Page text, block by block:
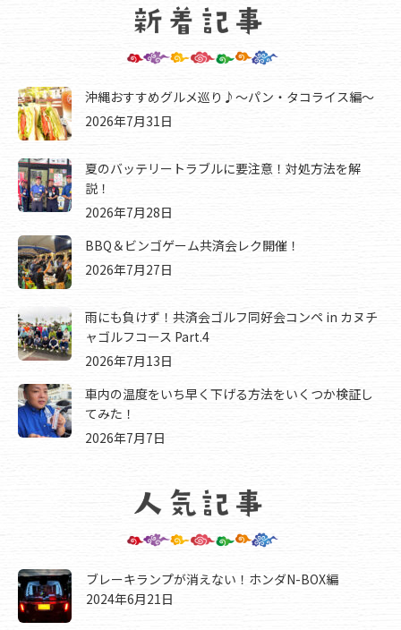
沖縄おすすめグルメ巡り♪～パン・タコライス編～
2026年7月31日
夏のバッテリートラブルに要注意！対処方法を解
説！
2026年7月28日
BBQ＆ビンゴゲーム共済会レク開催！
2026年7月27日
雨にも負けず！共済会ゴルフ同好会コンペ in カヌチ
ャゴルフコース Part.4
2026年7月13日
車内の温度をいち早く下げる方法をいくつか検証し
てみた！
2026年7月7日
ブレーキランプが消えない！ホンダN-BOX編
2024年6月21日